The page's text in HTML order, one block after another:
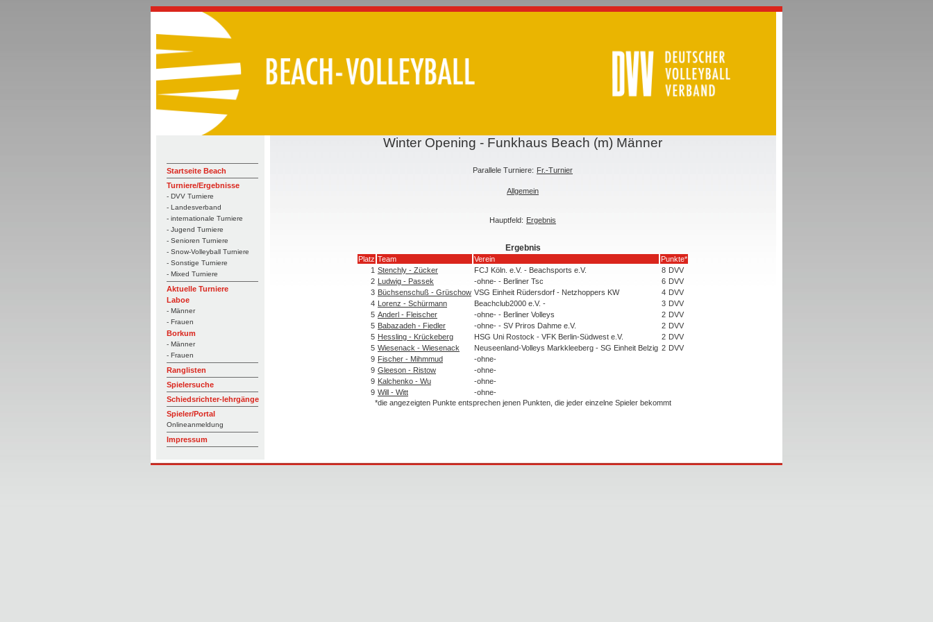
Startseite Beach
Turniere/Ergebnisse
- DVV Turniere
- Landesverband
- internationale Turniere
- Jugend Turniere
- Senioren Turniere
- Snow-Volleyball Turniere
- Sonstige Turniere
- Mixed Turniere
Aktuelle Turniere
Laboe
- Männer
- Frauen
Borkum
- Männer
- Frauen
Ranglisten
Spielersuche
Schiedsrichter-lehrgänge
Spieler/Portal
Onlineanmeldung
Impressum
Winter Opening - Funkhaus Beach (m) Männer
Parallele Turniere: Fr.-Turnier
Allgemein
Hauptfeld: Ergebnis
Ergebnis
Platz Team Verein
Punkte*
1 Stenchly - Zücker FCJ Köln. e.V. - Beachsports e.V. 8 DVV
2 Ludwig - Passek -ohne- - Berliner Tsc 6 DVV
3 Büchsenschuß - Grüschow VSG Einheit Rüdersdorf - Netzhoppers KW 4 DVV
4 Lorenz - Schürmann Beachclub2000 e.V. - 3 DVV
5 Anderl - Fleischer -ohne- - Berliner Volleys 2 DVV
5 Babazadeh - Fiedler -ohne- - SV Priros Dahme e.V. 2 DVV
5 Hessling - Krückeberg HSG Uni Rostock - VFK Berlin-Südwest e.V. 2 DVV
5 Wiesenack - Wiesenack Neuseenland-Volleys Markkleeberg - SG Einheit Belzig 2 DVV
9 Fischer - Mihmmud
-ohne-
9 Gleeson - Ristow
-ohne-
9 Kalchenko - Wu
-ohne-
9 Will - Witt
-ohne-
*die angezeigten Punkte entsprechen jenen Punkten, die jeder einzelne Spieler bekommt